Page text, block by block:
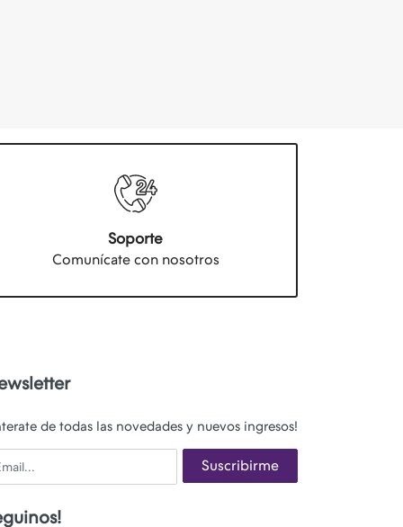
Soporte
Comunícate con nosotros
de todas las novedades y nuevos ingresos!
Suscribirme